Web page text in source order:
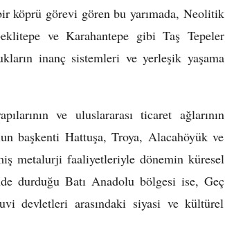
köprü görevi gören bu yarımada, Neolitik
ve Karahantepe gibi Taş Tepeler
inanç sistemleri ve yerleşik yaşama
ve uluslararası ticaret ağlarının
başkenti Hattuşa, Troya, Alacahöyük ve
metalurji faaliyetleriyle dönemin küresel
durduğu Batı Anadolu bölgesi ise, Geç
devletleri arasındaki siyasi ve kültürel